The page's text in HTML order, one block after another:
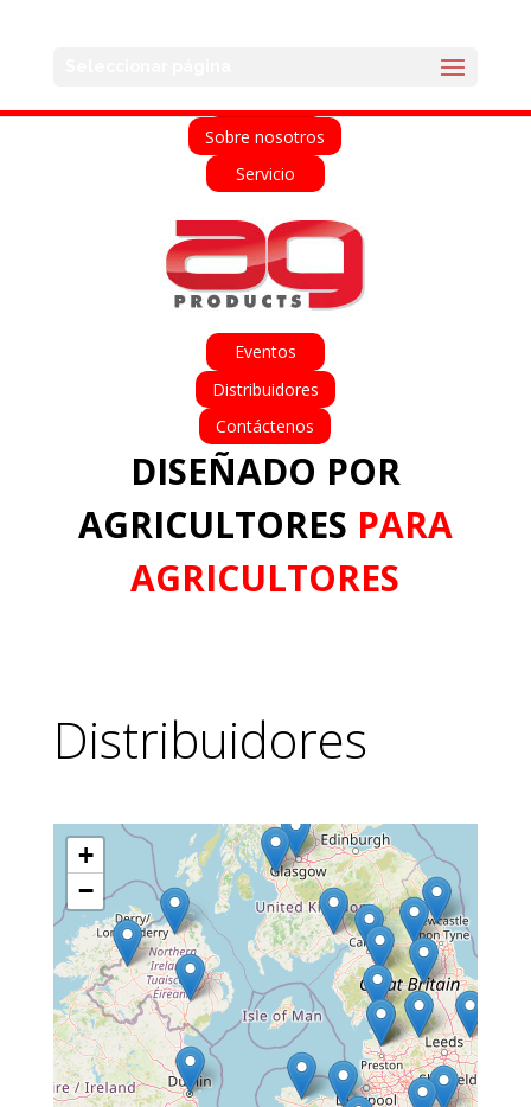
Sobre nosotros
Servicio
Eventos
Distribuidores
Contáctenos
DISEÑADO POR
AGRICULTORES PARA
AGRICULTORES
Distribuidores
+
−